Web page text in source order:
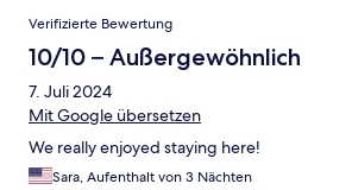
Verifizierte Bewertung
10/10 – Außergewöhnlich
7. Juli 2024
Mit Google übersetzen
We really enjoyed staying here!
Sara, Aufenthalt von 3 Nächten